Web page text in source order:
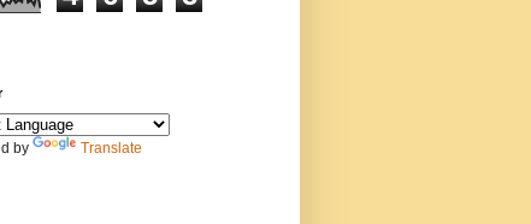
by Translate